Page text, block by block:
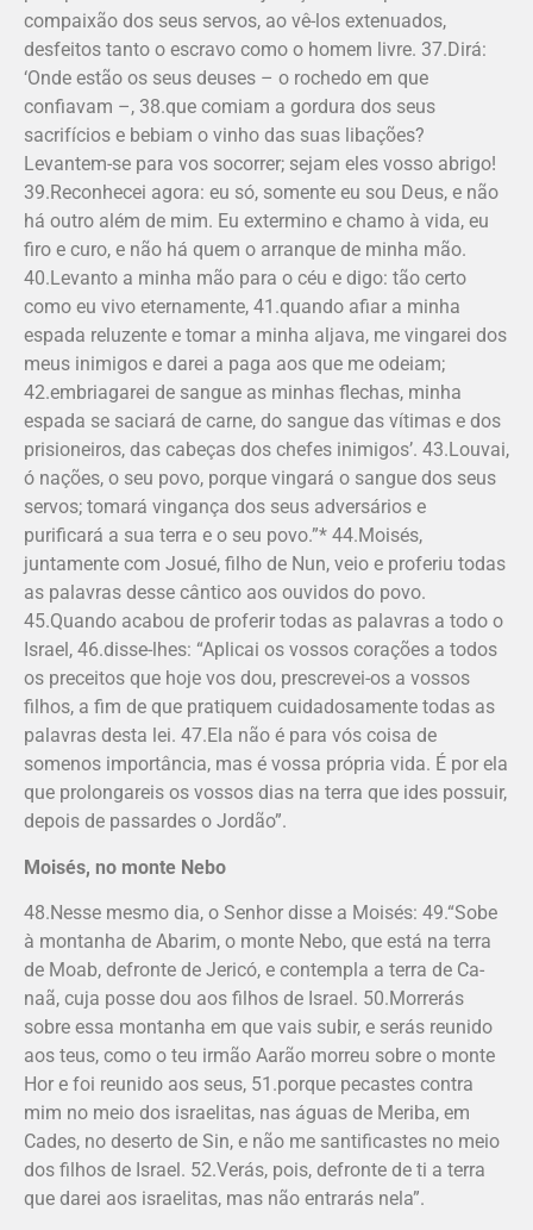
compaixão dos seus servos, ao vê-los extenuados,
desfeitos tanto o escravo como o homem livre. 37.Dirá:
‘Onde estão os seus deuses – o rochedo em que
confiavam –, 38.que comiam a gordura dos seus
sacrifícios e bebiam o vinho das suas libações?
Levantem-se para vos socorrer; sejam eles vosso abrigo!
39.Reconhecei agora: eu só, somente eu sou Deus, e não
há outro além de mim. Eu extermino e chamo à vida, eu
firo e curo, e não há quem o arranque de minha mão.
40.Levanto a minha mão para o céu e digo: tão certo
como eu vivo eternamente, 41.quando afiar a minha
espada reluzente e tomar a minha aljava, me vingarei dos
meus inimigos e darei a paga aos que me odeiam;
42.embriagarei de sangue as minhas flechas, minha
espada se saciará de carne, do sangue das vítimas e dos
prisioneiros, das cabeças dos chefes inimigos’. 43.Louvai,
ó nações, o seu povo, porque vingará o sangue dos seus
servos; tomará vingança dos seus adversários e
purificará a sua terra e o seu povo.”* 44.Moisés,
juntamente com Josué, filho de Nun, veio e proferiu todas
as palavras desse cântico aos ouvidos do povo.
45.Quando acabou de proferir todas as palavras a todo o
Israel, 46.disse-lhes: “Aplicai os vossos corações a todos
os preceitos que hoje vos dou, prescrevei-os a vossos
filhos, a fim de que pratiquem cuidadosamente todas as
palavras desta lei. 47.Ela não é para vós coisa de
somenos importância, mas é vossa própria vida. É por ela
que prolongareis os vossos dias na terra que ides possuir,
depois de passardes o Jordão”.
Moisés, no monte Nebo
48.Nesse mesmo dia, o Senhor disse a Moisés: 49.“Sobe
à montanha de Abarim, o monte Nebo, que está na terra
de Moab, defronte de Jericó, e contempla a terra de Ca­
naã, cuja posse dou aos filhos de Israel. 50.Morrerás
sobre essa montanha em que vais subir, e serás reunido
aos teus, como o teu irmão Aarão morreu sobre o monte
Hor e foi reunido aos seus, 51.porque pecastes contra
mim no meio dos israelitas, nas águas de Meriba, em
Cades, no deserto de Sin, e não me santificastes no meio
dos filhos de Israel. 52.Verás, pois, defronte de ti a terra
que darei aos israelitas, mas não entrarás nela”.